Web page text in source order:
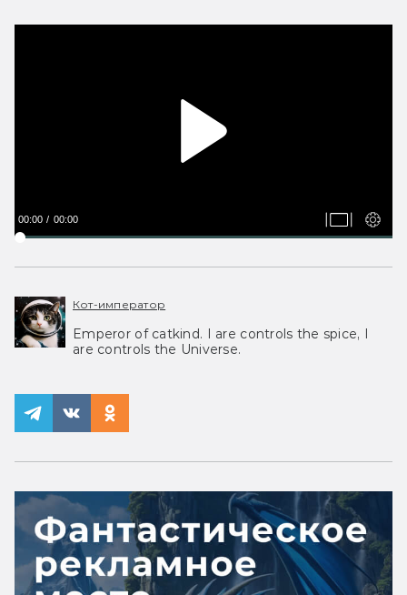
00:00 00:00
Кот-император
Emperor of catkind. I are controls the spice, I
are controls the Universe.